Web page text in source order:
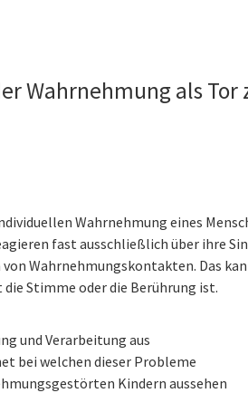
Wahrnehmung als
Wahrnehmung eines
fast ausschließlich über ihre
Wahrnehmungskontakten. Das
Stimme oder die Berührung ist.
und Verarbeitung aus
bei welchen dieser Probleme
Kindern aussehen